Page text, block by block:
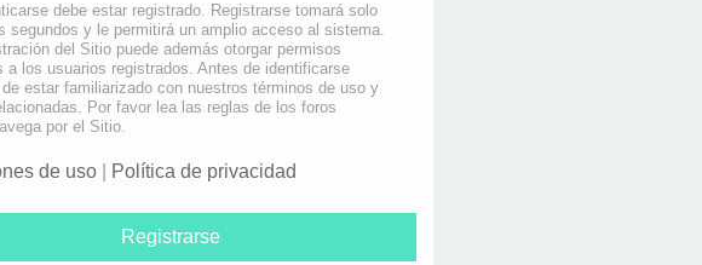
debe estar registrado. Registrarse tomará solo
segundos y le permitirá un amplio acceso al sistema.
del Sitio puede además otorgar permisos
a los usuarios registrados. Antes de identificarse
estar familiarizado con nuestros términos de uso y
Por favor lea las reglas de los foros
por el Sitio.
de uso Política de privacidad
Registrarse